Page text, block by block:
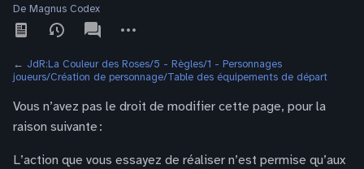
De Magnus Codex
Affichages
associated-
pages
actions
← JdR:La Couleur des Roses/5 - Règles/1 - Personnages
joueurs/Création de personnage/Table des équipements de départ
Vous n’avez pas le droit de modifier cette page, pour la
raison suivante :
L’action que vous essayez de réaliser n’est permise qu’aux